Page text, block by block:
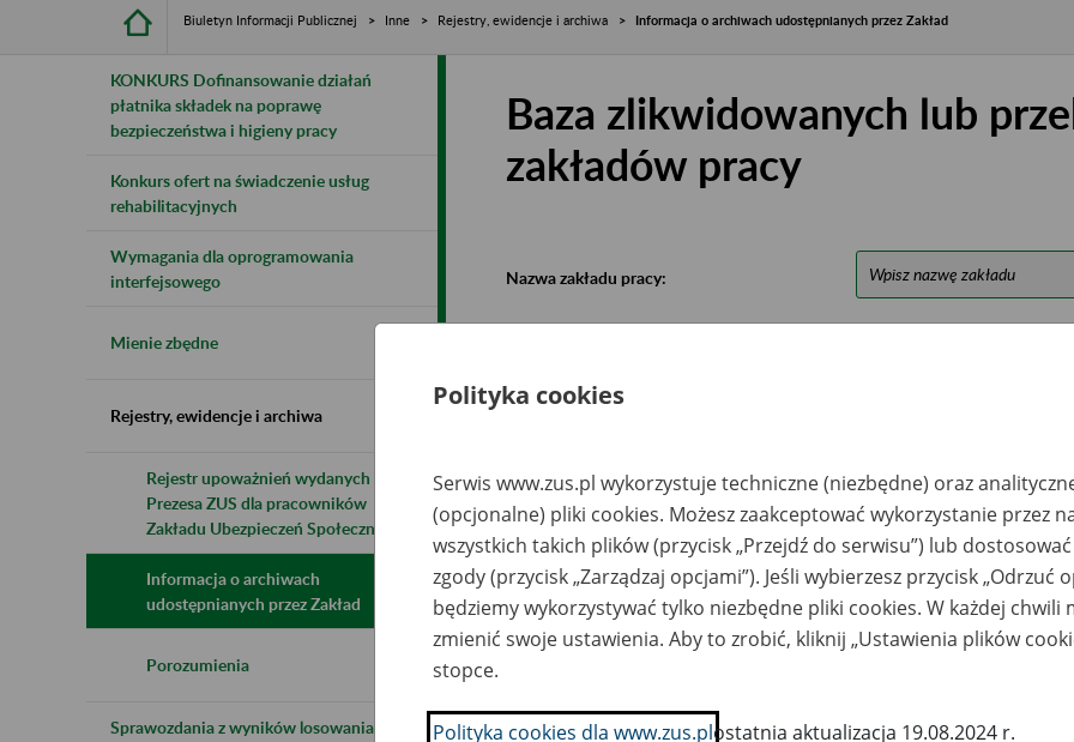
Biuletyn Informacji Publicznej Inne Rejestry, ewidencje i archiwa Informacja o archiwach udostępnianych przez Zakład
KONKURS Dofinansowanie działań
płatnika składek na poprawę
bezpieczeństwa i higieny pracy
Konkurs ofert na świadczenie usług
rehabilitacyjnych
Wymagania dla oprogramowania
interfejsowego
Mienie zbędne
Rejestry, ewidencje i archiwa
Rejestr upoważnień wydanych przez
Prezesa ZUS dla pracowników
Zakładu Ubezpieczeń Społecznych
Informacja o archiwach
udostępnianych przez Zakład
Porozumienia
Sprawozdania z wyników losowania do
Baza zlikwidowanych lub
zakładów pracy
Nazwa zakładu pracy:
Wszystkie uwagi można przesyłać poprzezformularz
Nazwa
zlikwidowanego
zakładu pracy
Miejsce
przechowywania
dokumentów
Nr zespołu akt w
archiwum
państwowym
Daty
Inwestkunc Sp. z o.o.
w upadłości -
Zakład Archiwalny
Składnica Sp. z o.o. w
tel.; kom. 607 706
637; e-mail:
Polityka cookies
Serwis www.zus.pl wykorzystuje techniczne (niezbędne) oraz
(opcjonalne) pliki cookies. Możesz zaakceptować wykorzystanie przez
wszystkich takich plików (przycisk „Przejdź do serwisu”) lub
zgody (przycisk „Zarządzaj opcjami”). Jeśli wybierzesz przycisk „Odrzuć
będziemy wykorzystywać tylko niezbędne pliki cookies. W każdej chwili
zmienić swoje ustawienia. Aby to zrobić, kliknij „Ustawienia plików
stopce.
Polityka cookies dla www.zus.plostatnia aktualizacja 19.08.2024 r.